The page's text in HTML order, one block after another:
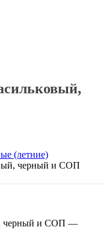
(летние)
черный и СОП